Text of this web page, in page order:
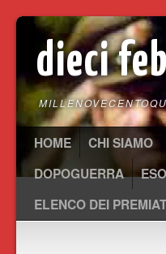
dieci
HOME CHI SIAMO
DOPOGUERRA
ELENCO DEI